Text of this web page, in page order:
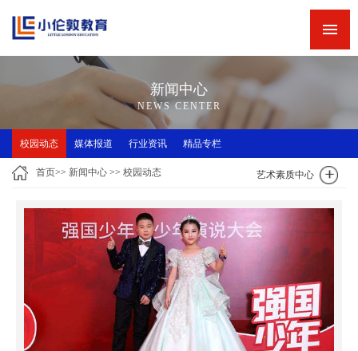
新闻中心
精品课程
师资力量
关于小伦敦
联系我们
小伦敦教学四大优势
新闻中心
NEWS CENTER
校园动态 媒体报道 行业资讯 精品专栏
艺术素质中心
首页>> 新闻中心 >> 校园动态